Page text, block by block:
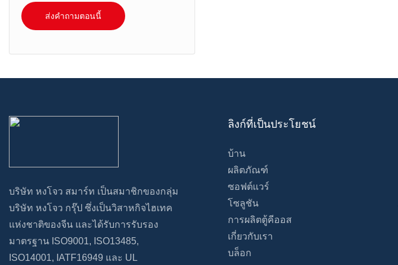
ส่งคำถามตอนนี้
บริษัท หงโจว สมาร์ท เป็นสมาชิกของกลุ่ม
บริษัท หงโจว กรุ๊ป ซึ่งเป็นวิสาหกิจไฮเทค
แห่งชาติของจีน และได้รับการรับรอง
มาตรฐาน ISO9001, ISO13485,
ISO14001, IATF16949 และ UL
ลิงก์ที่เป็นประโยชน์
บ้าน
ผลิตภัณฑ์
ซอฟต์แวร์
โซลูชัน
การผลิตตู้คีออส
เกี่ยวกับเรา
บล็อก